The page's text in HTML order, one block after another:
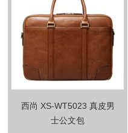
西尚 XS-WT5023 真皮男
士公文包